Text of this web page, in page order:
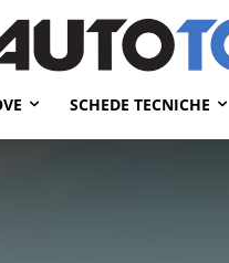
SCHEDE TECNICHE